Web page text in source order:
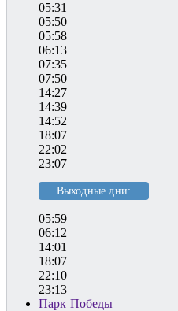
05:31
05:50
05:58
06:13
07:35
07:50
14:27
14:39
14:52
18:07
22:02
23:07
Выходные дни:
05:59
06:12
14:01
18:07
22:10
23:13
Парк Победы